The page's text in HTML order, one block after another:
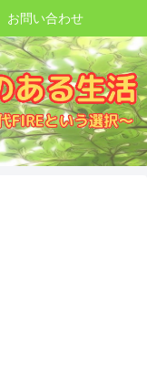
お問い合わせ